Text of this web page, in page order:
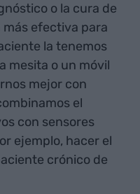
o la cura de
efectiva para
la tenemos
mesita o un móvil
mejor con
el
con sensores
ejemplo, hacer el
crónico de